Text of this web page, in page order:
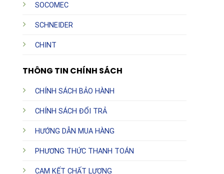
SOCOMEC
SCHNEIDER
CHINT
THÔNG TIN CHÍNH SÁCH
CHÍNH SÁCH BẢO HÀNH
CHÍNH SÁCH ĐỔI TRẢ
HƯỚNG DẪN MUA HÀNG
PHƯƠNG THỨC THANH TOÁN
CAM KẾT CHẤT LƯỢNG